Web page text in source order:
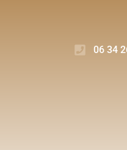
06 34